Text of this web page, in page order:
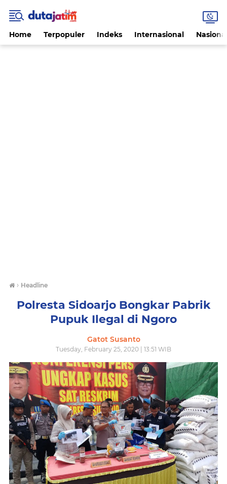
Home Terpopuler Indeks Internasional
› Headline
Polresta Sidoarjo Bongkar Pabrik
Pupuk Ilegal di Ngoro
Gatot Susanto
Tuesday, February 25, 2020 | 13:51 WIB